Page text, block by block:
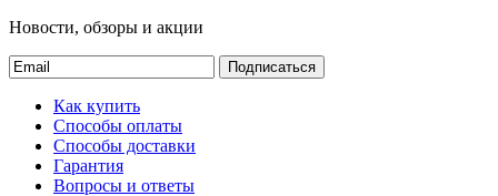
Новости, обзоры и акции
Подписаться
Как купить
Способы оплаты
Способы доставки
Гарантия
Вопросы и ответы